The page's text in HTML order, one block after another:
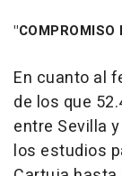
"COMPROMISO
En cuanto al
de los que
entre Sevilla
los estudios